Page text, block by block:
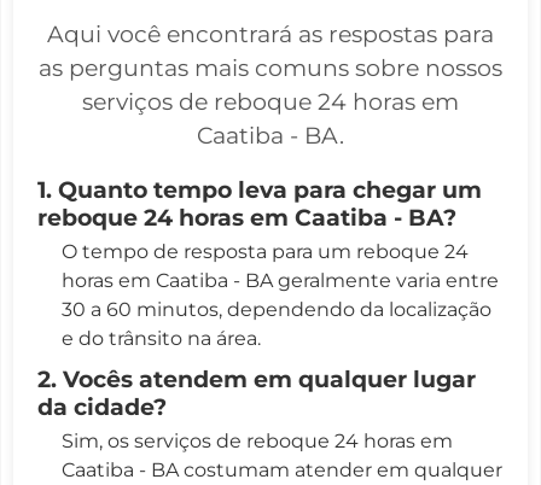
Aqui você encontrará as respostas para
as perguntas mais comuns sobre nossos
serviços de reboque 24 horas em
Caatiba - BA.
1. Quanto tempo leva para chegar um
reboque 24 horas em Caatiba - BA?
O tempo de resposta para um reboque 24
horas em Caatiba - BA geralmente varia entre
30 a 60 minutos, dependendo da localização
e do trânsito na área.
2. Vocês atendem em qualquer lugar
da cidade?
Sim, os serviços de reboque 24 horas em
Caatiba - BA costumam atender em qualquer